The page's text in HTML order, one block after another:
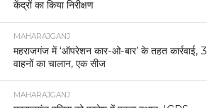
केंद्रों का किया निरीक्षण
MAHARAJGANJ
महराजगंज में ‘ऑपरेशन कार-ओ-बार’ के तहत कार्रवाई, 3
वाहनों का चालान, एक सीज
MAHARAJGANJ